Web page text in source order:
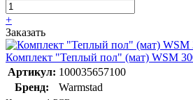
+
Заказать
Комплект "Теплый пол" (мат) WSM
Артикул: 100035657100
Бренд:
Warmstad